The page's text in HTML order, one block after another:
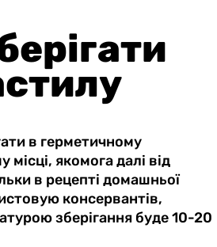
в герметичному
місці, якомога далі від
в рецепті домашньої
консервантів,
зберігання буде 10-20